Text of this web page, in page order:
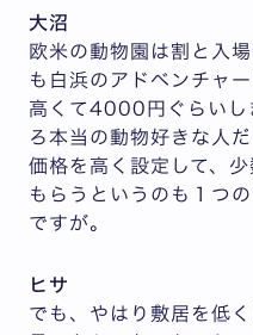
大沼
欧米の動物園は割と入
も白浜のアドベンチャ
高くて4000円ぐらいし
ろ本当の動物好きな人
価格を高く設定して、
もらうというのも１つ
ですが。
ヒサ
でも、やはり敷居を低